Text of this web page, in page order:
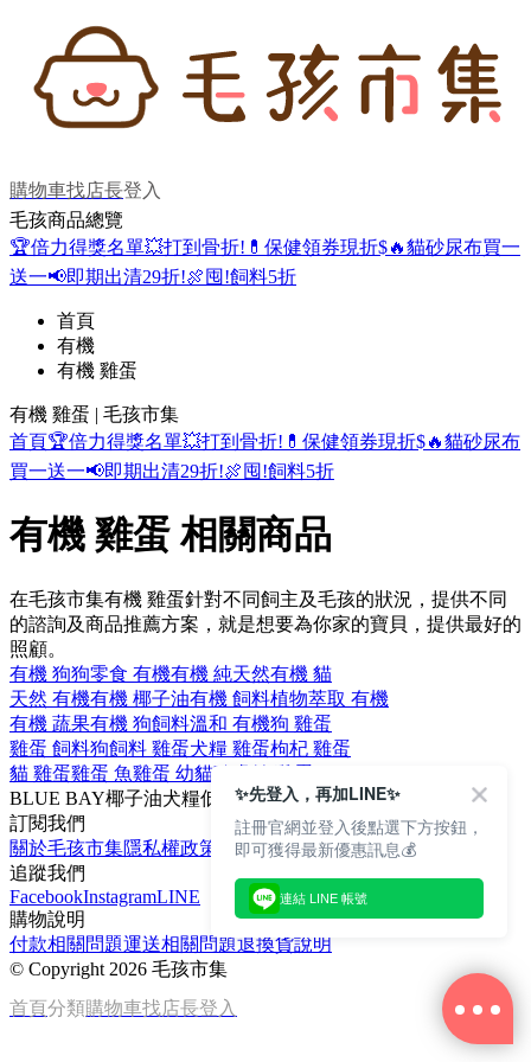
購物車找店長登入
毛孩商品總覽
🏆倍力得獎名單💥打到骨折! 💊保健領券現折$🔥貓砂尿布買一
送一📢即期出清29折!🍖囤!飼料5折
首頁
有機
有機 雞蛋
有機 雞蛋 | 毛孩市集
首頁🏆倍力得獎名單💥打到骨折! 💊保健領券現折$🔥貓砂尿布
買一送一📢即期出清29折!🍖囤!飼料5折
有機 雞蛋 相關商品
在毛孩市集有機 雞蛋針對不同飼主及毛孩的狀況，提供不同
的諮詢及商品推薦方案，就是想要為你家的寶貝，提供最好的
照顧。
有機 狗狗零食 有機有機 純天然有機 貓
天然 有機有機 椰子油有機 飼料植物萃取 有機
有機 蔬果有機 狗飼料溫和 有機狗 雞蛋
雞蛋 飼料狗飼料 雞蛋犬糧 雞蛋枸杞 雞蛋
貓 雞蛋雞蛋 魚雞蛋 幼貓歐睿健 雞蛋
BLUE BAY椰子油犬糧低敏狗
訂閱我們
關於毛孩市集隱私權政策
文章
追蹤我們
FacebookInstagramLINE
購物說明
付款相關問題運送相關問題退換貨說明
© Copyright 2026 毛孩市集
首頁分類購物車找店長登入
✨先登入，再加LINE✨
註冊官網並登入後點選下方按鈕，
即可獲得最新優惠訊息💰
連結 LINE 帳號